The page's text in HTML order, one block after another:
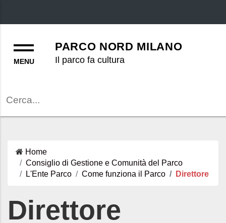
PARCO NORD MILANO
Il parco fa cultura
Home
Consiglio di Gestione e Comunità del Parco
L'Ente Parco
Come funziona il Parco Direttore
Direttore